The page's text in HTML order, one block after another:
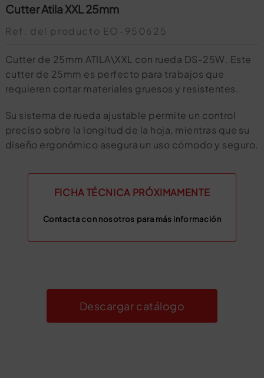
Cutter Atila XXL 25mm
Ref. del producto EO-950625
Cutter de 25mm ATILA\XXL con rueda DS-25W. Este
cutter de 25mm es perfecto para trabajos que
requieren cortar materiales gruesos y resistentes.
Su sistema de rueda ajustable permite un control
preciso sobre la longitud de la hoja, mientras que su
diseño ergonómico asegura un uso cómodo y seguro.
FICHA TÉCNICA PRÓXIMAMENTE
Contacta con nosotros para más información
Descargar catálogo